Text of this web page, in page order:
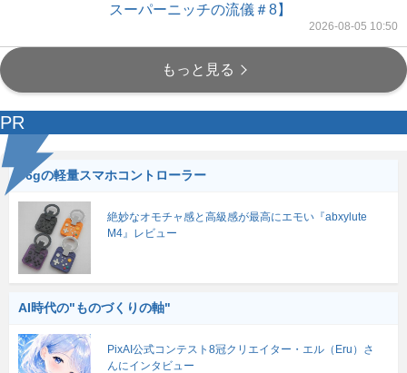
スーパーニッチの流儀＃8】
2026-08-05 10:50
もっと見る
PR
56gの軽量スマホコントローラー
絶妙なオモチャ感と高級感が最高にエモい『abxylute
M4』レビュー
AI時代の"ものづくりの軸"
PixAI公式コンテスト8冠クリエイター・エル（Eru）さ
んにインタビュー